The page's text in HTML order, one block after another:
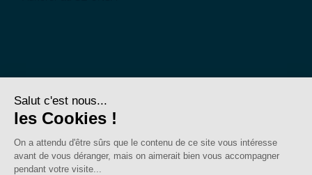
SE-Unsa est un syndicat de l’UNSA